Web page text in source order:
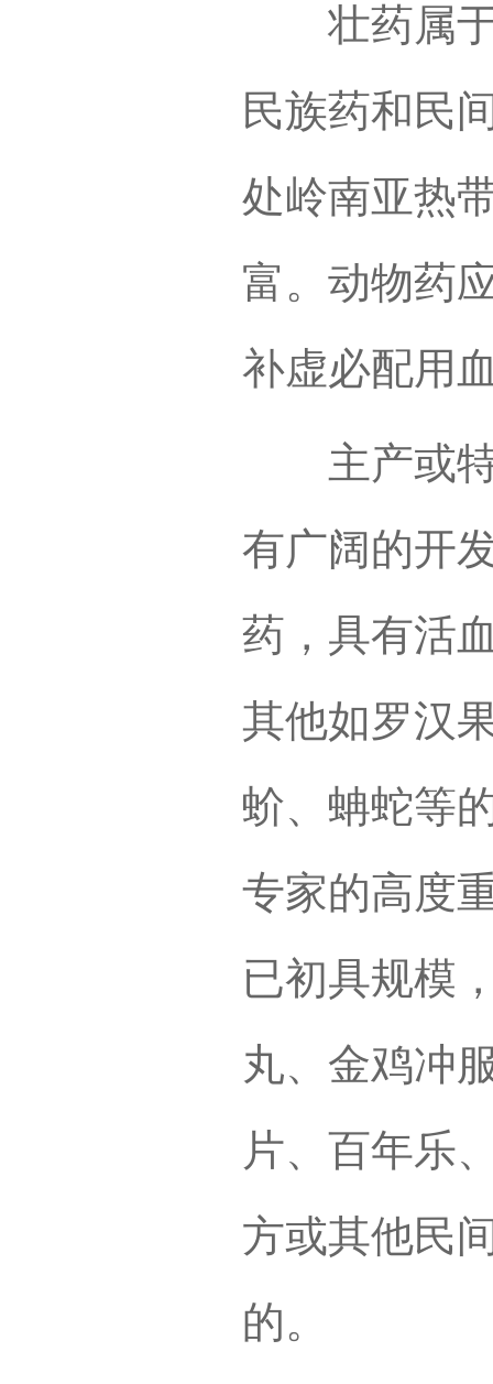
壮药属于
民族药和民
处岭南亚热
富。动物药
补虚必配用
主产或特
有广阔的开
药，具有活
其他如罗汉
蚧、蚺蛇等
专家的高度
已初具规模
丸、金鸡冲
片、百年乐
方或其他民
的。